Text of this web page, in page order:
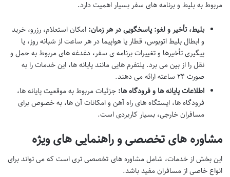
مربوط به بلیط و برنامه های سفر بسیار اهمیت دارد.
بلیط، تأخیر و لغو: پاسخگویی در هر زمان: امکان استعلام، رزرو، خرید
و ابطال بلیط اتوبوس، قطار یا هواپیما در هر ساعت از شبانه روز، یا
پیگیری تأخیرها و تغییرات برنامه ی سفر، دغدغه های مربوط به حمل و
نقل را از بین می برد. پلتفرم هایی مانند پایانه ها، این خدمات را به
صورت ۲۴ ساعته ارائه می دهند.
اطلاعات پایانه ها و فرودگاه ها: جزئیات مربوط به موقعیت پایانه ها،
فرودگاه ها، ایستگاه های راه آهن و امکانات آن ها، به خصوص برای
مسافران خارجی، بسیار کاربردی است.
مشاوره های تخصصی و راهنمایی های ویژه
این بخش از خدمات، شامل مشاوره های تخصصی تری است که می تواند برای
انواع خاصی از مسافران مفید باشد.